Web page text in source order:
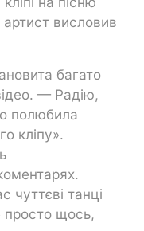
артист висловив
багато
— Радію,
полюбила
кліпу».
чуттєві танці
просто щось,